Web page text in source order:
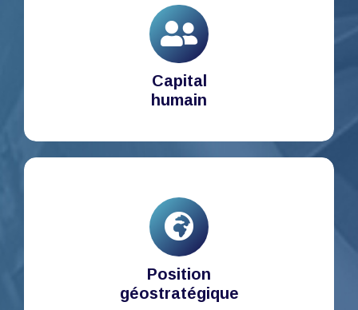
Capital
humain
Position
géostratégique